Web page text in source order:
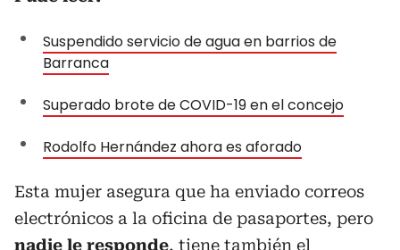
Suspendido servicio de agua en barrios de
Barranca
Superado brote de COVID-19 en el concejo
Rodolfo Hernández ahora es aforado
Esta mujer asegura que ha enviado correos
electrónicos a la oficina de pasaportes, pero
nadie le responde, tiene también el